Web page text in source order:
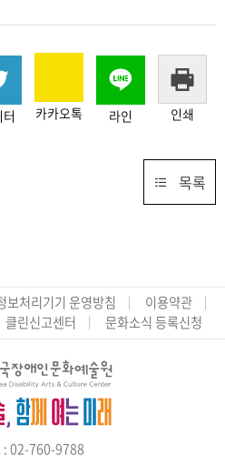
카카오톡 라인 인쇄
목록
보처리기기 운영방침
이용약관
클린신고센터 문화소식 등록신청
: 02-760-9788